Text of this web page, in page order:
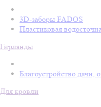
3D-заборы FADOS
Пластиковая
Гирлянды
Благоустройство дачи,
Для кровли